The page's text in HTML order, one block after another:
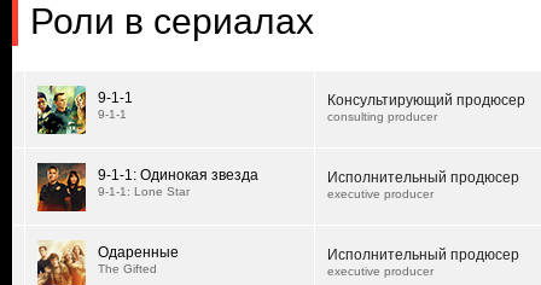
Роли в сериалах
9-1-1
9-1-1
Консультирующий продюсер
consulting producer
9-1-1: Одинокая звезда
9-1-1: Lone Star
Исполнительный продюсер
executive producer
Одаренные
The Gifted
Исполнительный продюсер
executive producer